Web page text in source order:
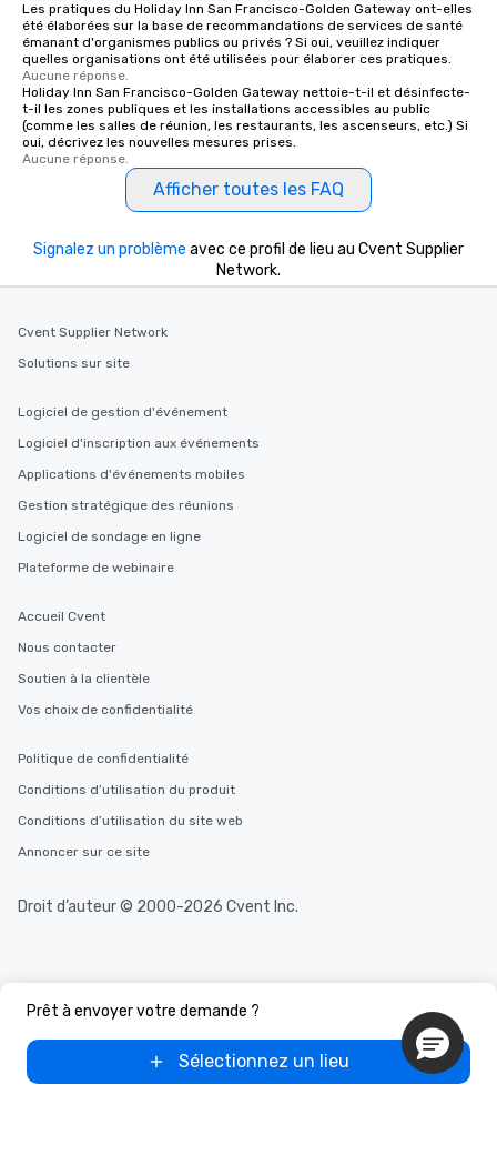
Les pratiques du Holiday Inn San Francisco-Golden Gateway ont-elles
été élaborées sur la base de recommandations de services de santé
émanant d'organismes publics ou privés ? Si oui, veuillez indiquer
quelles organisations ont été utilisées pour élaborer ces pratiques.
Aucune réponse.
Holiday Inn San Francisco-Golden Gateway nettoie-t-il et désinfecte-
t-il les zones publiques et les installations accessibles au public
(comme les salles de réunion, les restaurants, les ascenseurs, etc.) Si
oui, décrivez les nouvelles mesures prises.
Aucune réponse.
Afficher toutes les FAQ
Prêt à envoyer votre demande ?
Sélectionnez un lieu
Signalez un problème avec ce profil de lieu au Cvent Supplier
Network.
Cvent Supplier Network
Solutions sur site
Logiciel de gestion d'événement
Logiciel d'inscription aux événements
Applications d'événements mobiles
Gestion stratégique des réunions
Logiciel de sondage en ligne
Plateforme de webinaire
Accueil Cvent
Nous contacter
Soutien à la clientèle
Vos choix de confidentialité
Politique de confidentialité
Conditions d’utilisation du produit
Conditions d’utilisation du site web
Annoncer sur ce site
Droit d’auteur © 2000-2026 Cvent Inc.